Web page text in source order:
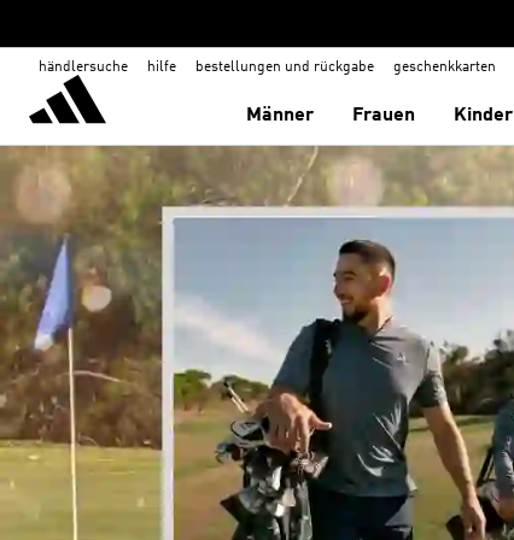
händlersuche hilfe bestellungen und rückgabe geschenkkarten
Männer Frauen Kinder